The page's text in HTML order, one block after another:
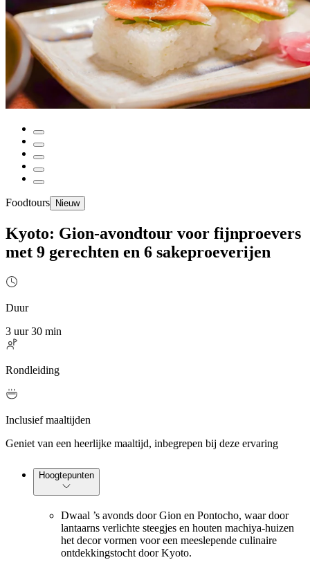
Foodtours Nieuw
Kyoto: Gion-avondtour voor fijnproevers
met 9 gerechten en 6 sakeproeverijen
Duur
3 uur 30 min
Rondleiding
Inclusief maaltijden
Geniet van een heerlijke maaltijd, inbegrepen bij deze ervaring
Hoogtepunten
Dwaal ’s avonds door Gion en Pontocho, waar door
lantaarns verlichte steegjes en houten machiya-huizen
het decor vormen voor een meeslepende culinaire
ontdekkingstocht door Kyoto.